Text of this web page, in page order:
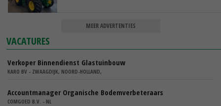
MEER ADVERTENTIES
VACATURES
Verkoper Binnendienst Glastuinbouw
KARO BV - ZWAAGDIJK, NOORD-HOLLAND,
Accountmanager Organische Bodemverbeteraars
COMGOED B.V. - NL